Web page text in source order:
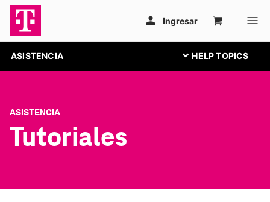
ASISTENCIA
ASISTENCIA
Tutoriales